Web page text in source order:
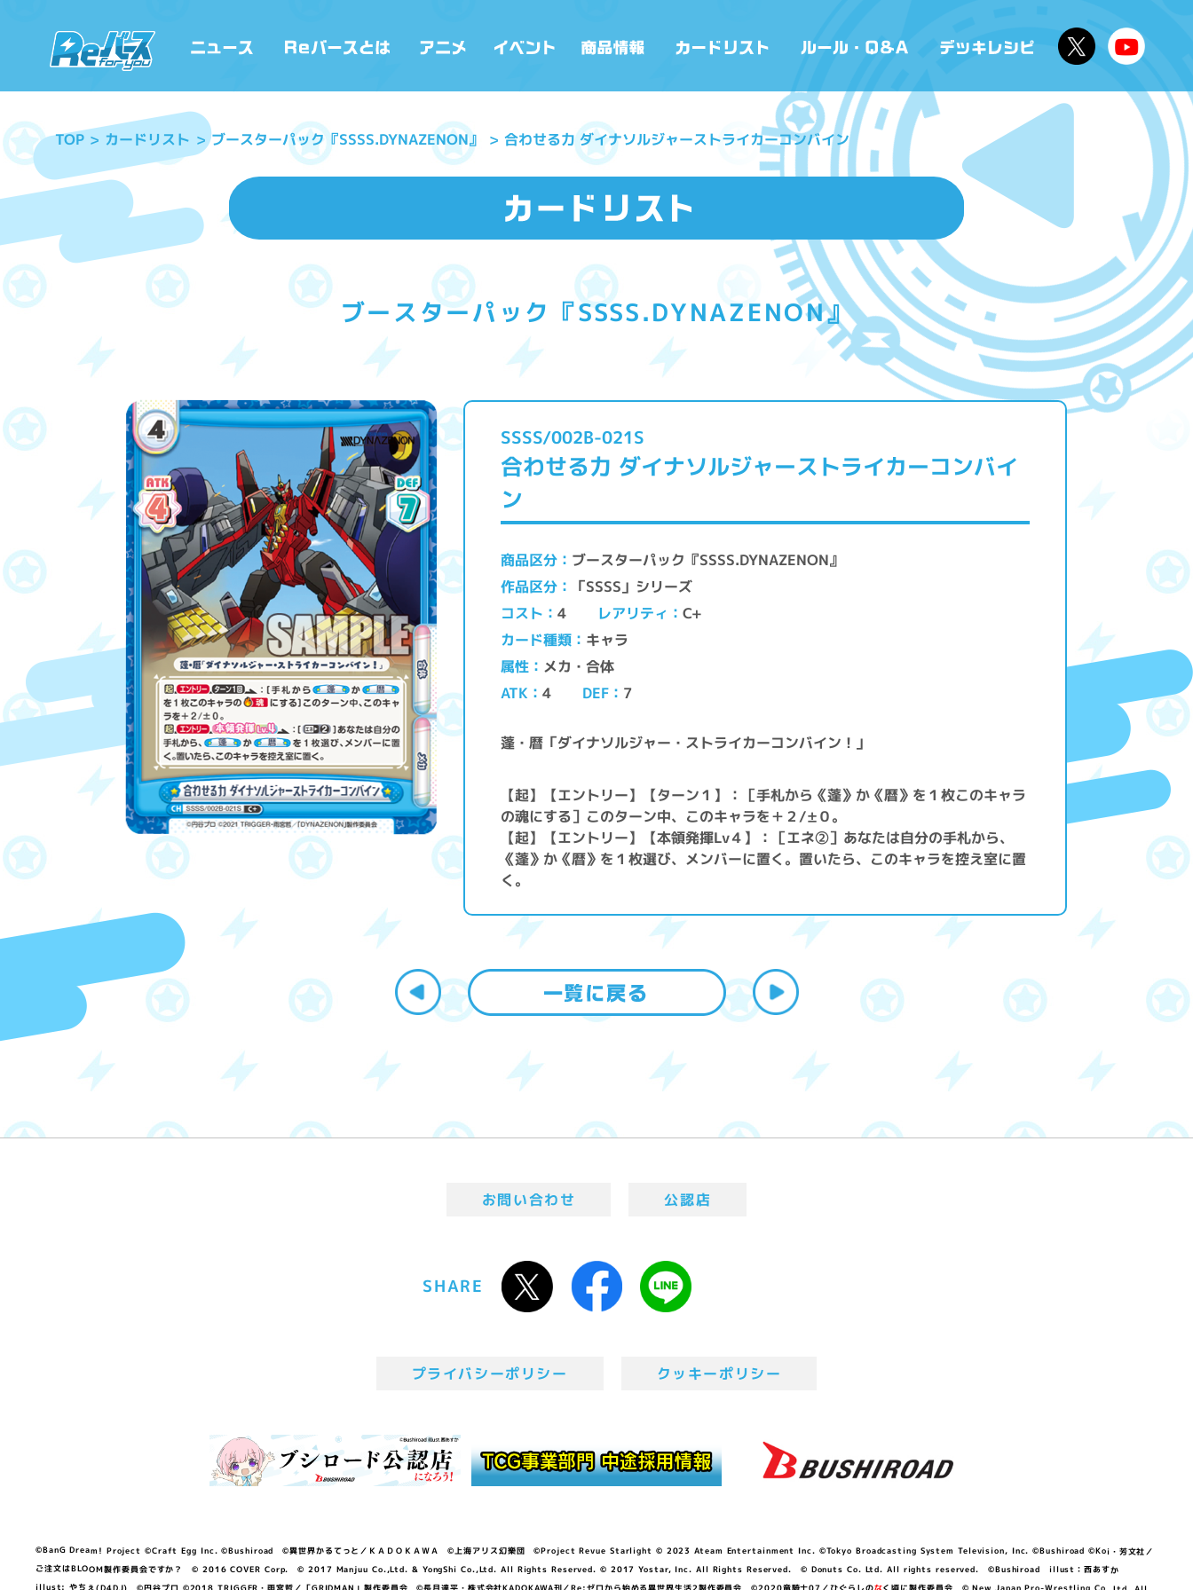
TOP カードリスト ブースターパック『SSSS.DYNAZENON』 合わせる力 ダイナソルジャーストライカーコンバイン
ブースターパック『SSSS.DYNAZENON』
SSSS/002B-021S
合わせる力 ダイナソルジャーストライカーコンバイ
ン
商品区分 ブースターパック『SSSS.DYNAZENON』
作品区分 「SSSS」シリーズ
コスト 4 レアリティ C+
カード種類 キャラ
属性 メカ・合体
ATK 4 DEF 7
蓬・暦「ダイナソルジャー・ストライカーコンバイン！」
【起】【エントリー】【ターン１】：［手札から《蓬》か《暦》を１枚このキャラ
の魂にする］このターン中、このキャラを＋２/±０。
【起】【エントリー】【本領発揮Lv４】：［エネ②］あなたは自分の手札から、
《蓬》か《暦》を１枚選び、メンバーに置く。置いたら、このキャラを控え室に置
く。
お問い合わせ 公認店
SHARE
プライバシーポリシー クッキーポリシー
©BanG Dream! Project ©Craft Egg Inc. ©Bushiroad ©異世界かるてっと／ＫＡＤＯＫＡＷＡ ©上海アリス幻樂団 ©Project Revue Starlight © 2023 Ateam Entertainment Inc. ©Tokyo Broadcasting System Television, Inc. ©Bushiroad ©Koi・芳文社／
ご注文はBLOOM製作委員会ですか？ © 2016 COVER Corp. © 2017 Manjuu Co.,Ltd. & YongShi Co.,Ltd. All Rights Reserved. © 2017 Yostar, Inc. All Rights Reserved. © Donuts Co. Ltd. All rights reserved. ©Bushiroad illust：西あすか